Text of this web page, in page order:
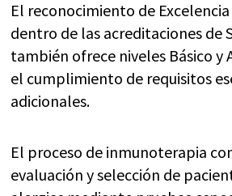
El reconocimiento de
dentro de las acreditaciones de
también ofrece niveles Básico y
el cumplimiento de requisitos
adicionales.
El proceso de inmunoterapia
evaluación y selección de